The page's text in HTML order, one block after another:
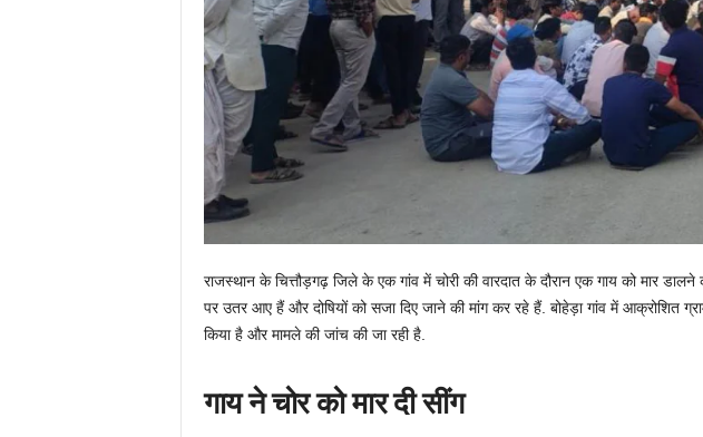
राजस्थान के चित्तौड़गढ़ जिले के एक गांव में चोरी की वारदात के दौरान एक गाय को मार
पर उतर आए हैं और दोषियों को सजा दिए जाने की मांग कर रहे हैं. बोहेड़ा गांव में आक्रोशित
किया है और मामले की जांच की जा रही है.
गाय ने चोर को मार दी सींग